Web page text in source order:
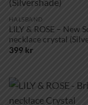
HALSBAND
LILY & ROSE – New
necklace crystal
399 kr